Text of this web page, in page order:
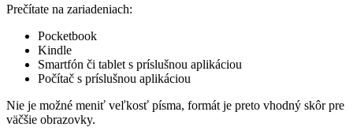
Prečítate na zariadeniach:
Pocketbook
Kindle
Smartfón či tablet s príslušnou aplikáciou
Počítač s príslušnou aplikáciou
Nie je možné meniť veľkosť písma, formát je preto vhodný skôr pre
väčšie obrazovky.